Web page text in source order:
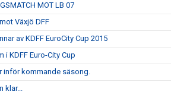
MOT LB 07
Växjö DFF
av KDFF EuroCity Cup 2015
i KDFF Euro-City Cup
inför kommande säsong.
klar...